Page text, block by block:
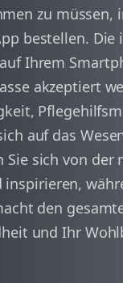
zu müssen,
bestellen. Die
Ihrem
akzeptiert
auf das
sich von der
den
und Ihr